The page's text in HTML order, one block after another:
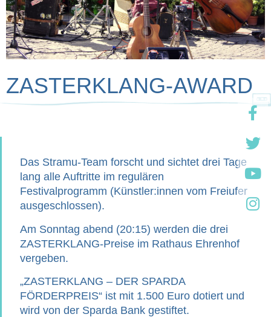
ZASTERKLANG-AWARD
Das Stramu-Team forscht und sichtet drei Tage
lang alle Auftritte im regulären
Festivalprogramm (Künstler:innen vom Freiufer
ausgeschlossen).
Am Sonntag abend (20:15) werden die drei
ZASTERKLANG-Preise im Rathaus Ehrenhof
vergeben.
„ZASTERKLANG – DER SPARDA
FÖRDERPREIS“ ist mit 1.500 Euro dotiert und
wird von der Sparda Bank gestiftet.